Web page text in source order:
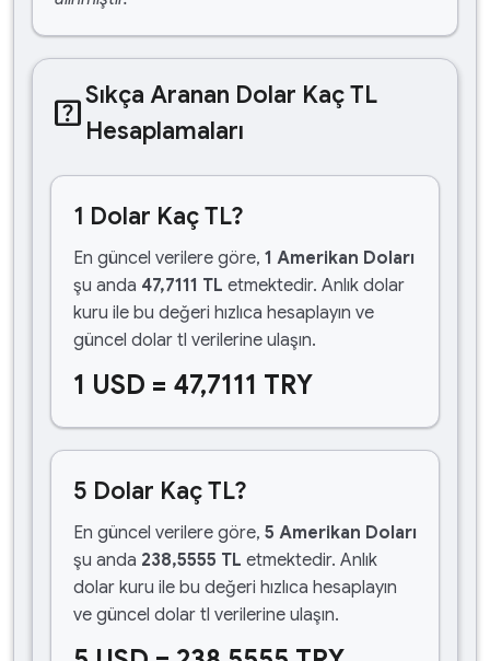
help_centerSıkça Aranan Dolar Kaç TL
Hesaplamaları
1 Dolar Kaç TL?
En güncel verilere göre, 1 Amerikan Doları
şu anda 47,7111 TL etmektedir. Anlık dolar
kuru ile bu değeri hızlıca hesaplayın ve
güncel dolar tl verilerine ulaşın.
1 USD = 47,7111 TRY
5 Dolar Kaç TL?
En güncel verilere göre, 5 Amerikan Doları
şu anda 238,5555 TL etmektedir. Anlık
dolar kuru ile bu değeri hızlıca hesaplayın
ve güncel dolar tl verilerine ulaşın.